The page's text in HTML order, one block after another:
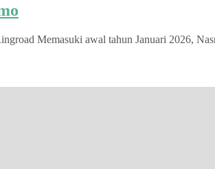
Memasuki awal tahun Januari 2026,